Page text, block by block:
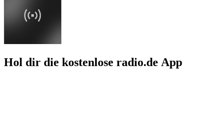
Hol dir die kostenlose radio.de App